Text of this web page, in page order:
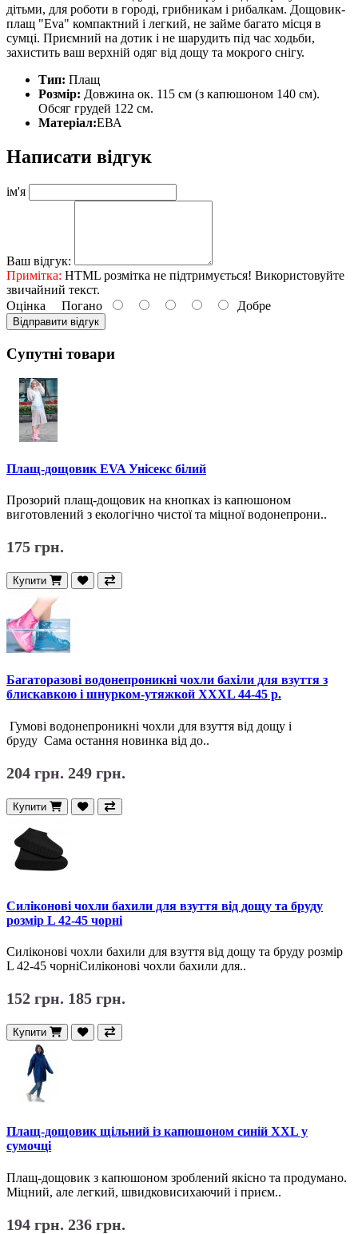
дітьми, для роботи в городі, грибникам і рибалкам. Дощовик-
плащ "Eva" компактний і легкий, не займе багато місця в
сумці. Приємний на дотик і не шарудить під час ходьби,
захистить ваш верхній одяг від дощу та мокрого снігу.
Тип: Плащ
Розмір: Довжина ок. 115 см (з капюшоном 140 см).
Обсяг грудей 122 см.
Матеріал:ЕВА
Написати відгук
ім'я
Ваш відгук:
Примітка: HTML розмітка не підтримується! Використовуйте
звичайний текст.
Оцінка Погано Добре
Відправити відгук
Супутні товари
Плащ-дощовик EVA Унісекс білий
Прозорий плащ-дощовик на кнопках із капюшоном
виготовлений з екологічно чистої та міцної водонепрони..
175 грн.
Купити
Багаторазові водонепроникні чохли бахіли для взуття з
блискавкою і шнурком-утяжкой XXХL 44-45 р.
Гумові водонепроникні чохли для взуття від дощу і
бруду Сама остання новинка від до..
204 грн. 249 грн.
Купити
Силіконові чохли бахили для взуття від дощу та бруду
розмір L 42-45 чорні
Силіконові чохли бахили для взуття від дощу та бруду розмір
L 42-45 чорніСиліконові чохли бахили для..
152 грн. 185 грн.
Купити
Плащ-дощовик щільний із капюшоном синій ХXL у
сумочці
Плащ-дощовик з капюшоном зроблений якісно та продумано.
Міцний, але легкий, швидковисихаючий і приєм..
194 грн. 236 грн.